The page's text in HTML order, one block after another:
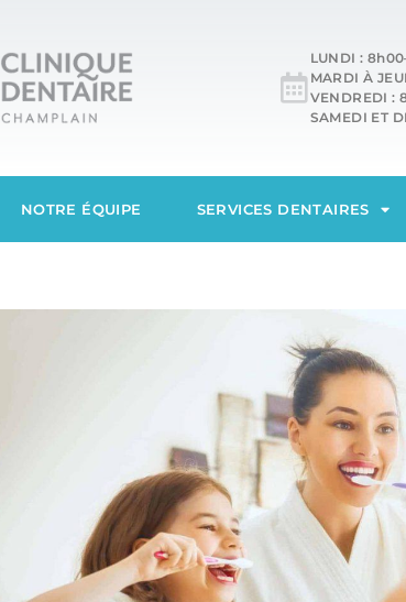
LUNDI :
MARDI À
VENDREDI :
SAMEDI ET
NOTRE ÉQUIPE SERVICES DENTAIRES